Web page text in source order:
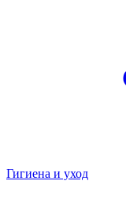
Гигиена и уход